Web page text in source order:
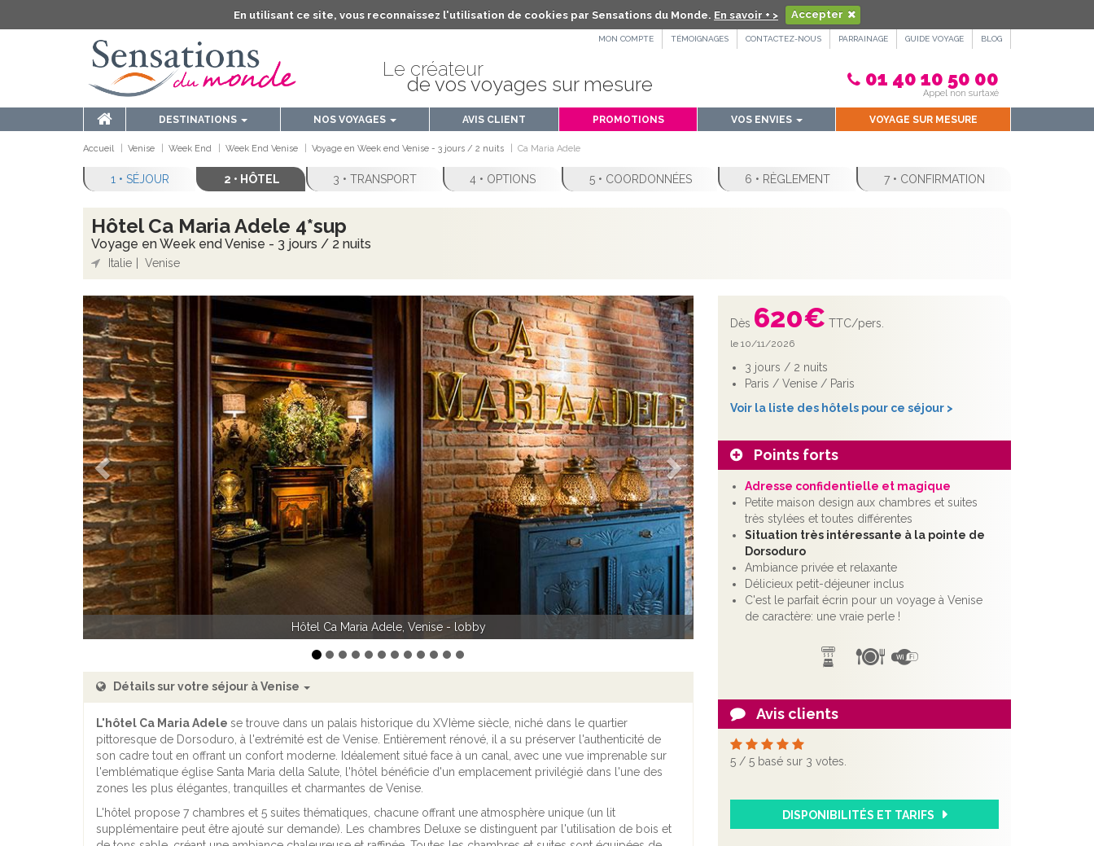
En utilisant ce site, vous reconnaissez l'utilisation de cookies par Sensations du Monde. En savoir + > Accepter
MON COMPTE TÉMOIGNAGES CONTACTEZ-NOUS PARRAINAGE GUIDE VOYAGE BLOG
Le créateur
de vos voyages sur mesure 01 40 10 50 00
Appel non surtaxé
DESTINATIONS NOS VOYAGES AVIS CLIENT PROMOTIONS VOS ENVIES VOYAGE SUR MESURE
Accueil Venise Week End Week End Venise Voyage en Week end Venise - 3 jours / 2 nuits Ca Maria Adele
1 • SÉJOUR 2 • HÔTEL 3 • TRANSPORT 4 • OPTIONS 5 • COORDONNÉES 6 • RÈGLEMENT 7 • CONFIRMATION
Hôtel Ca Maria Adele 4*sup
Voyage en Week end Venise - 3 jours / 2 nuits
Italie Venise
Dès 620€ TTC/pers.
le 10/11/2026
3 jours / 2 nuits
Paris / Venise / Paris
Voir la liste des hôtels pour ce séjour >
Points forts
Adresse confidentielle et magique
Petite maison design aux chambres et suites
très stylées et toutes différentes
Situation très intéressante à la pointe de
Dorsoduro
Ambiance privée et relaxante
Délicieux petit-déjeuner inclus
C'est le parfait écrin pour un voyage à Venise
de caractère: une vraie perle !
Avis clients
5 / 5 basé sur 3 votes.
DISPONIBILITÉS ET TARIFS
Hôtel Ca Maria Adele, Venise - Concept Room
Précédent Suivant
Détails sur votre séjour à Venise
L'hôtel Ca Maria Adele se trouve dans un palais historique du XVIème siècle, niché dans le quartier
pittoresque de Dorsoduro, à l'extrémité est de Venise. Entièrement rénové, il a su préserver l'authenticité de
son cadre tout en offrant un confort moderne. Idéalement situé face à un canal, avec une vue imprenable sur
l'emblématique église Santa Maria della Salute, l'hôtel bénéficie d'un emplacement privilégié dans l'une des
zones les plus élégantes, tranquilles et charmantes de Venise.
L'hôtel propose 7 chambres et 5 suites thématiques, chacune offrant une atmosphère unique (un lit
supplémentaire peut être ajouté sur demande). Les chambres Deluxe se distinguent par l'utilisation de bois et